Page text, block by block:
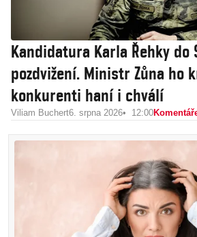
Kandidatura Karla Řehky do
pozdvižení. Ministr Zůna ho
konkurenti haní i chválí
Viliam Buchert6. srpna 2026 12:00